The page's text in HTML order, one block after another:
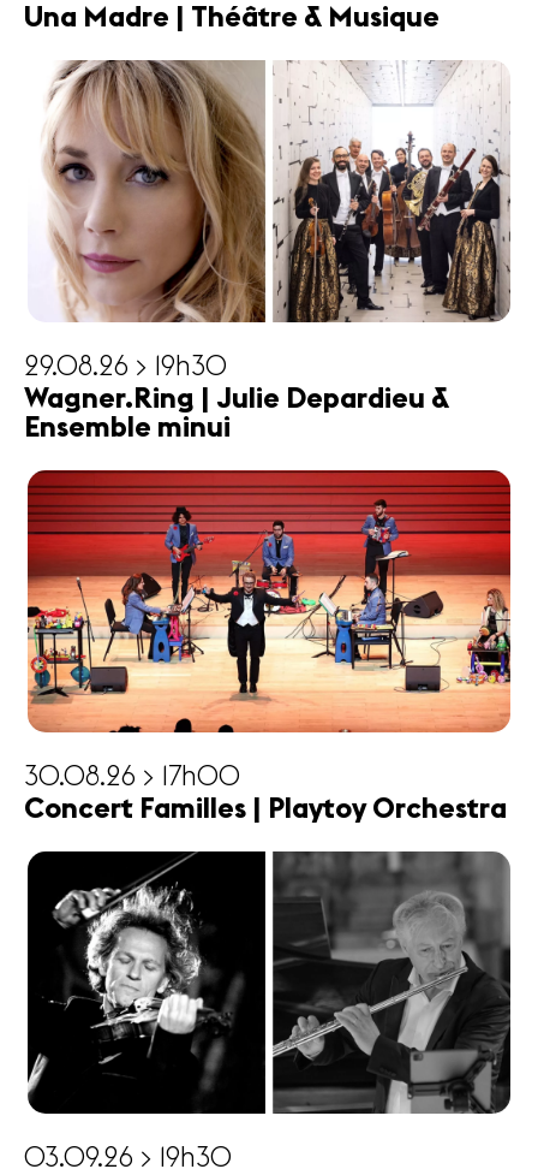
Una Madre | Théâtre & Musique
29.08.26 > 19h30
Wagner.Ring | Julie Depardieu &
Ensemble minui
30.08.26 > 17h00
Concert Familles | Playtoy Orchestra
03.09.26 > 19h30